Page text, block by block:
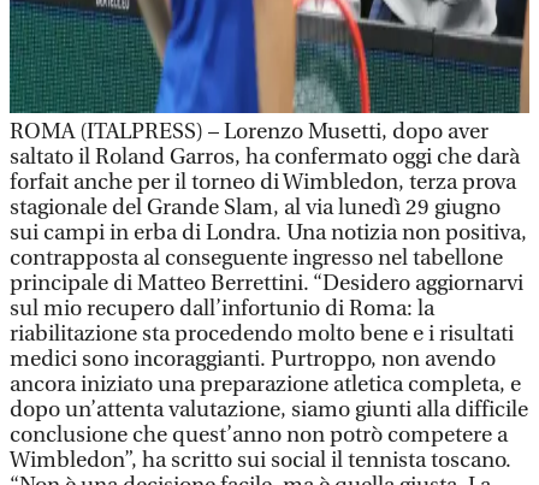
ROMA (ITALPRESS) – Lorenzo Musetti, dopo aver
saltato il Roland Garros, ha confermato oggi che darà
forfait anche per il torneo di Wimbledon, terza prova
stagionale del Grande Slam, al via lunedì 29 giugno
sui campi in erba di Londra. Una notizia non positiva,
contrapposta al conseguente ingresso nel tabellone
principale di Matteo Berrettini. “Desidero aggiornarvi
sul mio recupero dall’infortunio di Roma: la
riabilitazione sta procedendo molto bene e i risultati
medici sono incoraggianti. Purtroppo, non avendo
ancora iniziato una preparazione atletica completa, e
dopo un’attenta valutazione, siamo giunti alla difficile
conclusione che quest’anno non potrò competere a
Wimbledon”, ha scritto sui social il tennista toscano.